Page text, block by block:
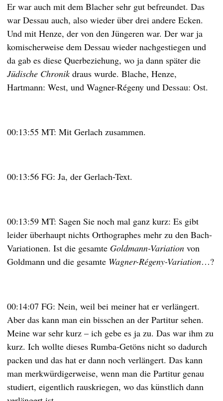
Er war auch mit dem Blacher sehr gut befreundet. Das
war Dessau auch, also wieder über drei andere Ecken.
Und mit Henze, der von den Jüngeren war. Der war ja
komischerweise dem Dessau wieder nachgestiegen und
da gab es diese Querbeziehung, wo ja dann später die
Jüdische Chronikdraus wurde. Blache, Henze,
Hartmann: West, und Wagner-Régeny und Dessau: Ost.
00:13:55 MT: Mit Gerlach zusammen.
00:13:56 FG: Ja, der Gerlach-Text.
00:13:59 MT: Sagen Sie noch mal ganz kurz: Es gibt
leider überhaupt nichts Orthographes mehr zu den Bach-
Variationen. Ist die gesamte Goldmann-Variation von
Goldmann und die gesamte Wagner-Régeny-Variation…?
00:14:07 FG: Nein, weil bei meiner hat er verlängert.
Aber das kann man ein bisschen an der Partitur sehen.
Meine war sehr kurz – ich gebe es ja zu. Das war ihm zu
kurz. Ich wollte dieses Rumba-Getöns nicht so dadurch
packen und das hat er dann noch verlängert. Das kann
man merkwürdigerweise, wenn man die Partitur genau
studiert, eigentlich rauskriegen, wo das künstlich dann